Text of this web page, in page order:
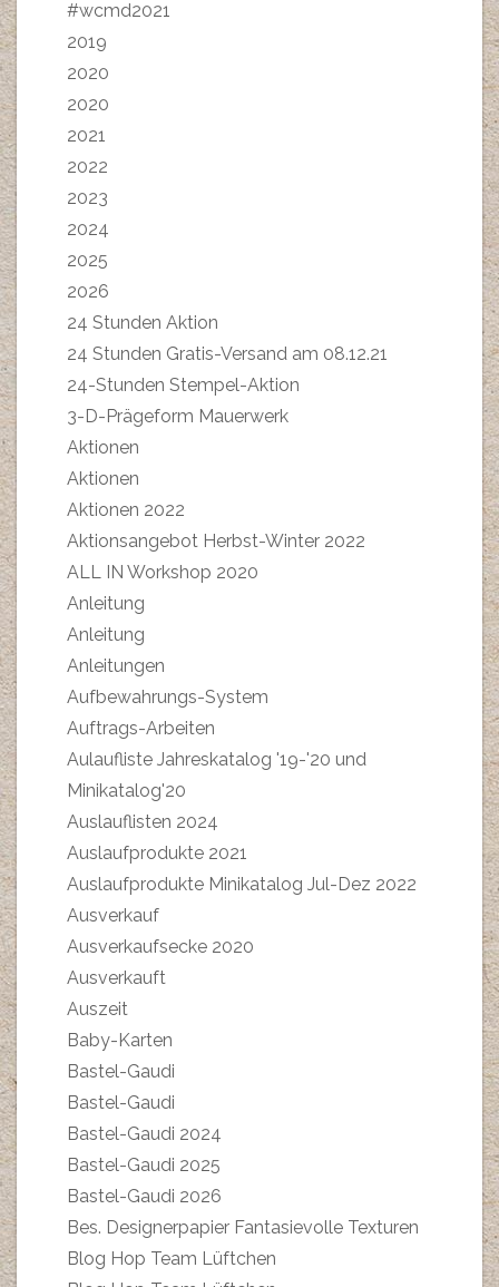
#wcmd2021
2019
2020
2020
2021
2022
2023
2024
2025
2026
24 Stunden Aktion
24 Stunden Gratis-Versand am 08.12.21
24-Stunden Stempel-Aktion
3-D-Prägeform Mauerwerk
Aktionen
Aktionen
Aktionen 2022
Aktionsangebot Herbst-Winter 2022
ALL IN Workshop 2020
Anleitung
Anleitung
Anleitungen
Aufbewahrungs-System
Auftrags-Arbeiten
Aulaufliste Jahreskatalog '19-'20 und
Minikatalog'20
Auslauflisten 2024
Auslaufprodukte 2021
Auslaufprodukte Minikatalog Jul-Dez 2022
Ausverkauf
Ausverkaufsecke 2020
Ausverkauft
Auszeit
Baby-Karten
Bastel-Gaudi
Bastel-Gaudi
Bastel-Gaudi 2024
Bastel-Gaudi 2025
Bastel-Gaudi 2026
Bes. Designerpapier Fantasievolle Texturen
Blog Hop Team Lüftchen